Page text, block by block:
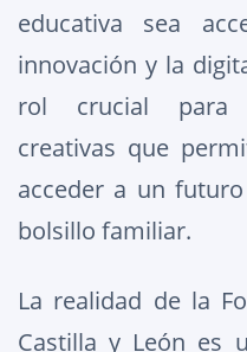
educativa sea
innovación y la
rol crucial para
creativas que
acceder a un
bolsillo familiar.
La realidad de la
Castilla y León es